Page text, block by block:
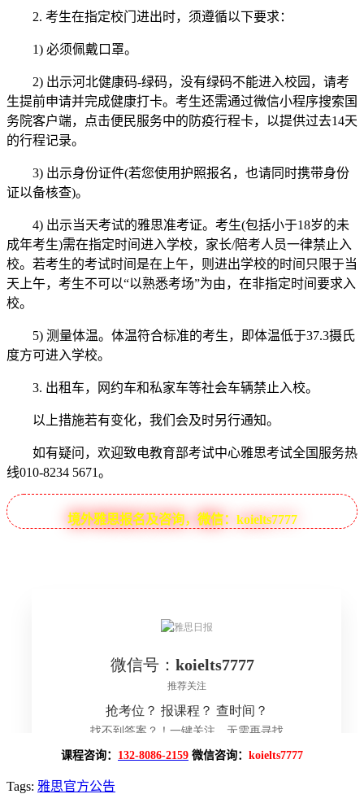
2. 考生在指定校门进出时，须遵循以下要求：
1) 必须佩戴口罩。
2) 出示河北健康码-绿码，没有绿码不能进入校园，请考
生提前申请并完成健康打卡。考生还需通过微信小程序搜索国
务院客户端，点击便民服务中的防疫行程卡，以提供过去14天
的行程记录。
3) 出示身份证件(若您使用护照报名，也请同时携带身份
证以备核查)。
4) 出示当天考试的雅思准考证。考生(包括小于18岁的未
成年考生)需在指定时间进入学校，家长/陪考人员一律禁止入
校。若考生的考试时间是在上午，则进出学校的时间只限于当
天上午，考生不可以“以熟悉考场”为由，在非指定时间要求入
校。
5) 测量体温。体温符合标准的考生，即体温低于37.3摄氏
度方可进入学校。
3. 出租车，网约车和私家车等社会车辆禁止入校。
以上措施若有变化，我们会及时另行通知。
如有疑问，欢迎致电教育部考试中心雅思考试全国服务热
线010-8234 5671。
境外雅思报名及咨询，微信：koielts7777
课程咨询： 132-8086-2159 微信咨询： koielts7777
Tags: 雅思官方公告